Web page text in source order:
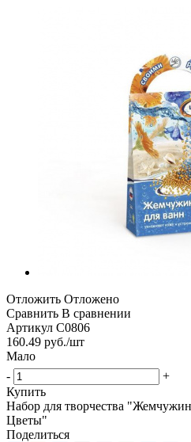
Отложить Отложено
Сравнить В сравнении
Артикул С0806
160.49 руб./шт
Мало
-
+
Купить
Набор для творчества
Цветы"
Поделиться